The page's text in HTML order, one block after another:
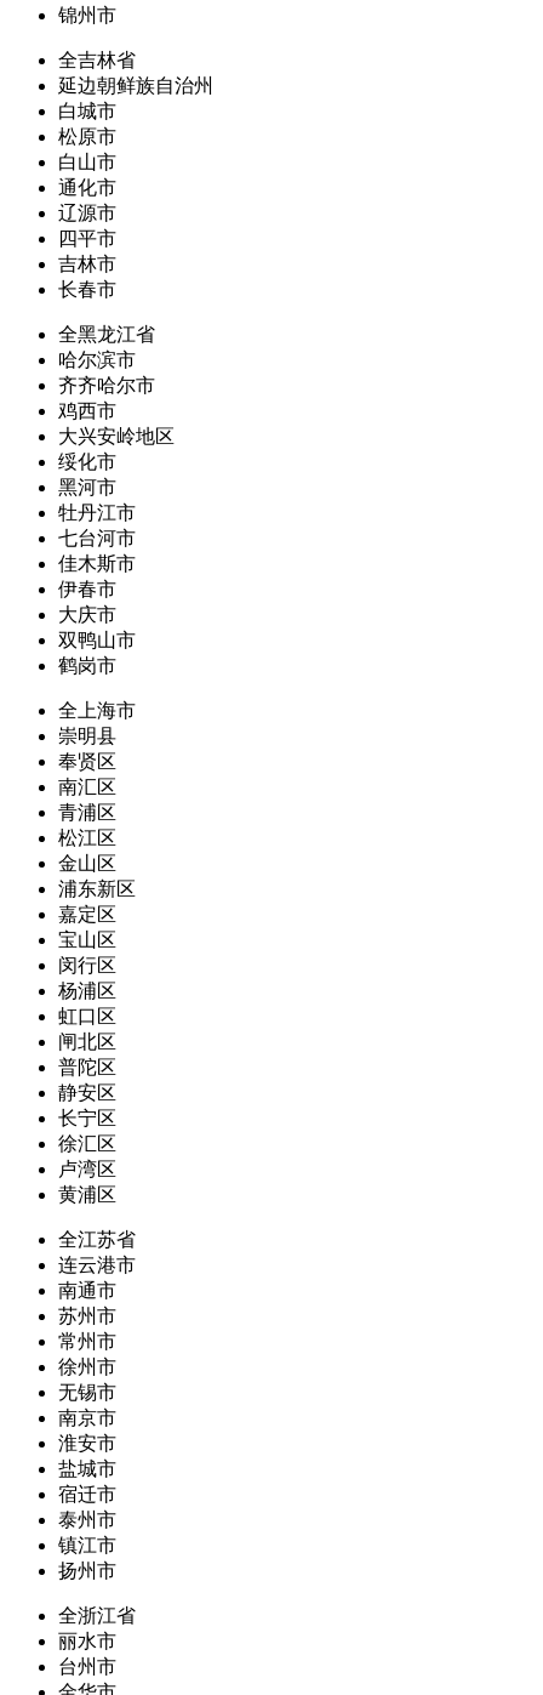
锦州市
全吉林省
延边朝鲜族自治州
白城市
松原市
白山市
通化市
辽源市
四平市
吉林市
长春市
全黑龙江省
哈尔滨市
齐齐哈尔市
鸡西市
大兴安岭地区
绥化市
黑河市
牡丹江市
七台河市
佳木斯市
伊春市
大庆市
双鸭山市
鹤岗市
全上海市
崇明县
奉贤区
南汇区
青浦区
松江区
金山区
浦东新区
嘉定区
宝山区
闵行区
杨浦区
虹口区
闸北区
普陀区
静安区
长宁区
徐汇区
卢湾区
黄浦区
全江苏省
连云港市
南通市
苏州市
常州市
徐州市
无锡市
南京市
淮安市
盐城市
宿迁市
泰州市
镇江市
扬州市
全浙江省
丽水市
台州市